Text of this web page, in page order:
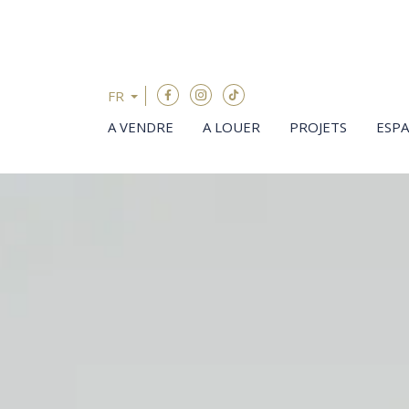
FR
A VENDRE
A LOUER PROJETS